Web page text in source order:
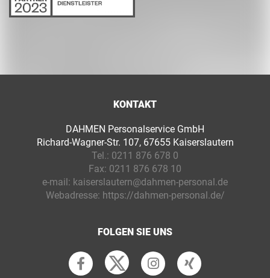
KONTAKT
DAHMEN Personalservice GmbH
Richard-Wagner-Str. 107, 67655 Kaiserslautern
Tel.: 0211 876 678 0
Fax: 0211 876 678 10
e-mail: kaiserslautern@dahmen-personal.de
Webadresse: https://dahmen-personal.de/
FOLGEN SIE UNS